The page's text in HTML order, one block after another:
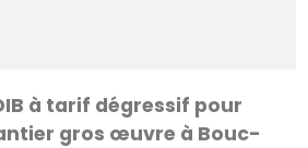
à tarif dégressif pour
gros œuvre à Bouc-